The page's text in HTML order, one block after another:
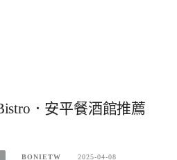
．安平餐酒館推薦
BONIETW 2025-04-08